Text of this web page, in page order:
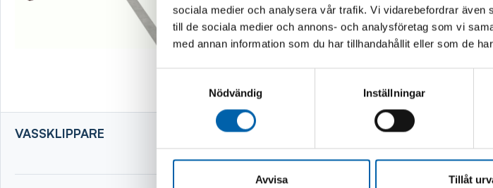
sociala medier och analysera vår trafik. Vi vidarebefordrar även
till de sociala medier och annons- och analysföretag som vi
med annan information som du har tillhandahållit eller som de
Nödvändig
Inställningar
Avvisa Tillåt
VASSKLIPPARE
VEDKLYV 7TON 52CM MED
STATIV